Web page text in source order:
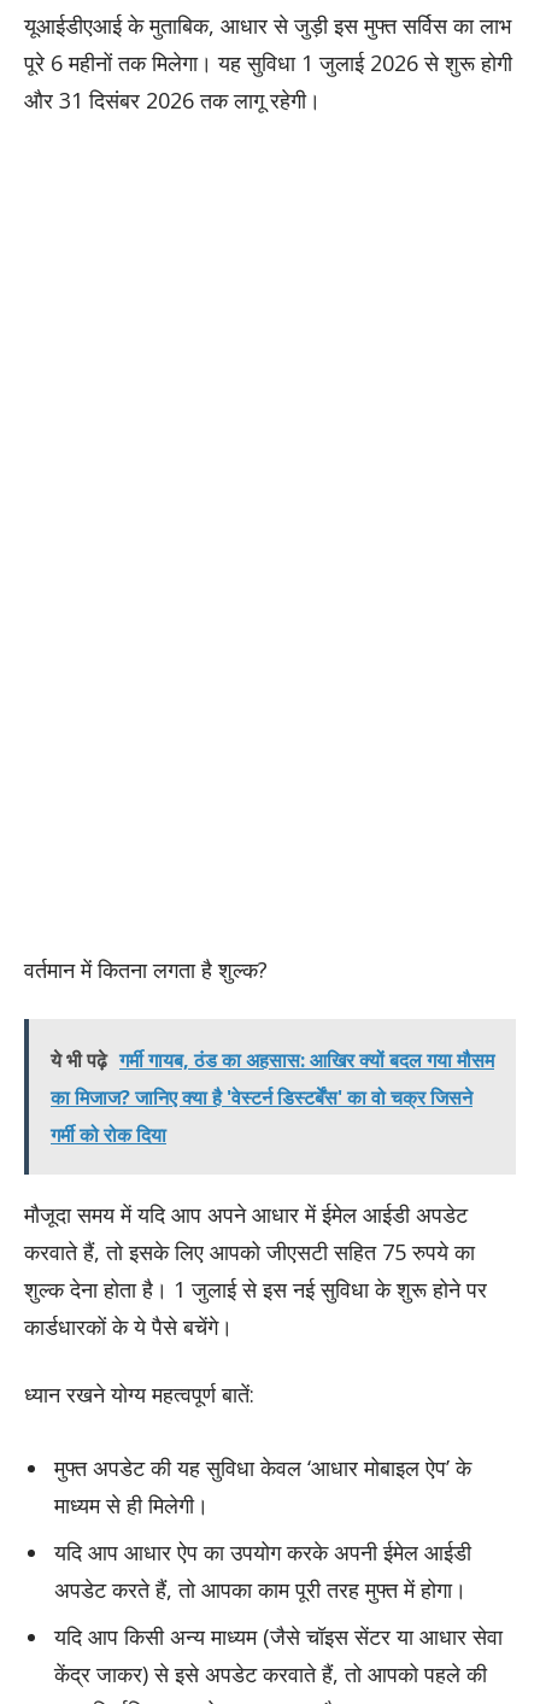
यूआईडीएआई के मुताबिक, आधार से जुड़ी इस मुफ्त सर्विस का लाभ
पूरे 6 महीनों तक मिलेगा। यह सुविधा 1 जुलाई 2026 से शुरू होगी
और 31 दिसंबर 2026 तक लागू रहेगी।
​वर्तमान में कितना लगता है शुल्क?
ये भी पढ़े गर्मी गायब, ठंड का अहसास: आखिर क्यों बदल गया मौसम
का मिजाज? जानिए क्या है 'वेस्टर्न डिस्टर्बेंस' का वो चक्र जिसने
गर्मी को रोक दिया
मौजूदा समय में यदि आप अपने आधार में ईमेल आईडी अपडेट
करवाते हैं, तो इसके लिए आपको जीएसटी सहित 75 रुपये का
शुल्क देना होता है। 1 जुलाई से इस नई सुविधा के शुरू होने पर
कार्डधारकों के ये पैसे बचेंगे।
​ध्यान रखने योग्य महत्वपूर्ण बातें:
​मुफ्त अपडेट की यह सुविधा केवल ‘आधार मोबाइल ऐप’ के
माध्यम से ही मिलेगी।
​यदि आप आधार ऐप का उपयोग करके अपनी ईमेल आईडी
अपडेट करते हैं, तो आपका काम पूरी तरह मुफ्त में होगा।
​यदि आप किसी अन्य माध्यम (जैसे चॉइस सेंटर या आधार सेवा
केंद्र जाकर) से इसे अपडेट करवाते हैं, तो आपको पहले की